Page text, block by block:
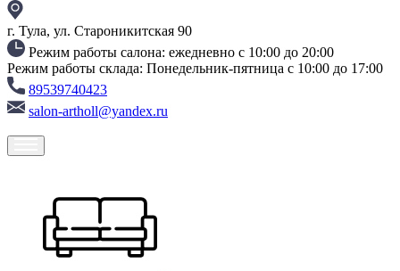
г. Тула, ул. Староникитская 90
Режим работы салона: ежедневно с 10:00 до 20:00
Режим работы склада: Понедельник-пятница с 10:00 до 17:00
89539740423
salon-artholl@yandex.ru